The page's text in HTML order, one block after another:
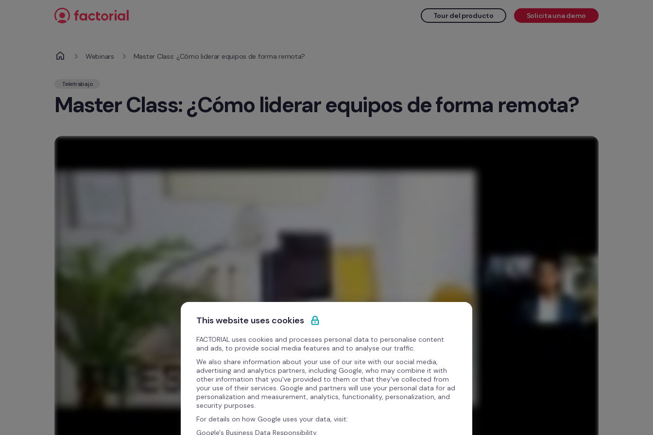
Tour del producto Solicita una demo
Webinars Master Class: ¿Cómo liderar equipos de forma remota?
Teletrabajo
Master Class: ¿Cómo liderar equipos de forma remota?
This website uses cookies
FACTORIAL uses cookies and processes personal data to personalise content
and ads, to provide social media features and to analyse our traffic.
We also share information about your use of our site with our social media,
advertising and analytics partners, including Google, who may combine it with
other information that you've provided to them or that they've collected from
your use of their services. Google and partners will use your personal data for ad
personalization and measurement, analytics, functionality, personalization, and
security purposes.
For details on how Google uses your data, visit:
Google's Business Data Responsibility.